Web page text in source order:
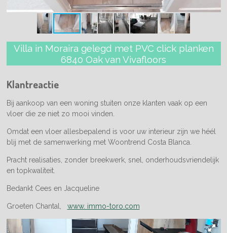
Villa in Moraira gelegd met PVC click planken
6840 Oak van Vivafloors
Klantreactie
Bij aankoop van een woning stuiten onze klanten vaak op een
vloer die ze niet zo mooi vinden.
Omdat een vloer allesbepalend is voor uw interieur zijn we héél
blij met de samenwerking met Woontrend Costa Blanca.
Pracht realisaties, zonder breekwerk, snel, onderhoudsvriendelijk
en topkwaliteit.
Bedankt Cees en Jacqueline
Groeten Chantal, www. immo-toro.com